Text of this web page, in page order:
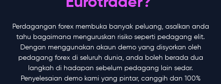
Perdagangan forex membuka banyak peluang, asalkan anda
tahu bagaimana menguruskan risiko seperti pedagang elit.
Dengan menggunakan akaun demo yang disyorkan oleh
pedagang forex di seluruh dunia, anda boleh berada dua
langkah di hadapan sebelum pedagang lain sedar.
Penyelesaian demo kami yang pintar, canggih dan 100%